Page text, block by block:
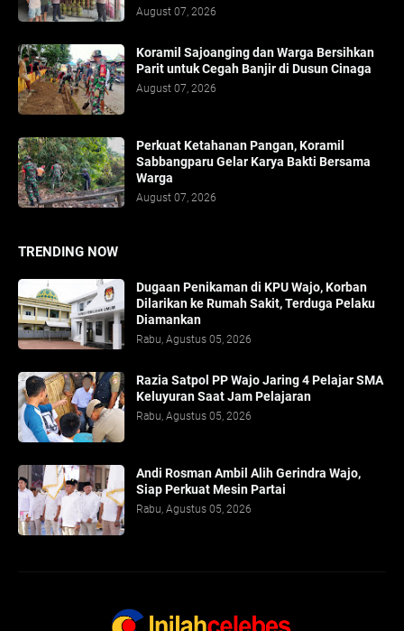
August 07, 2026
Koramil Sajoanging dan Warga Bersihkan
Parit untuk Cegah Banjir di Dusun Cinaga
August 07, 2026
Perkuat Ketahanan Pangan, Koramil
Sabbangparu Gelar Karya Bakti Bersama
Warga
August 07, 2026
TRENDING NOW
Dugaan Penikaman di KPU Wajo, Korban
Dilarikan ke Rumah Sakit, Terduga Pelaku
Diamankan
Rabu, Agustus 05, 2026
Razia Satpol PP Wajo Jaring 4 Pelajar SMA
Keluyuran Saat Jam Pelajaran
Rabu, Agustus 05, 2026
Andi Rosman Ambil Alih Gerindra Wajo,
Siap Perkuat Mesin Partai
Rabu, Agustus 05, 2026